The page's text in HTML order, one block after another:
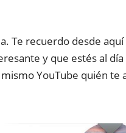
Te recuerdo desde
y que estés al
YouTube quién te